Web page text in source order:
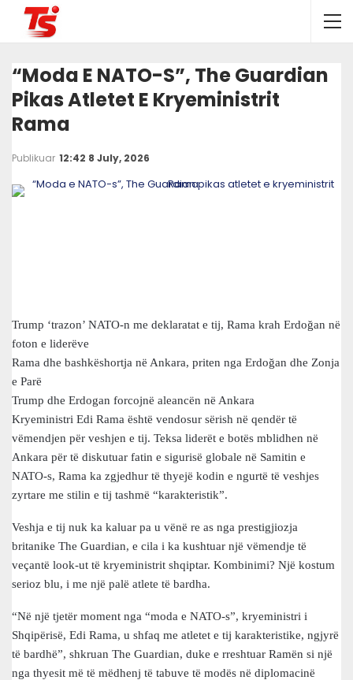
“Moda E NATO-S”, The Guardian
Pikas Atletet E Kryeministrit
Rama
Publikuar 12:42 8 July, 2026
Trump ‘trazon’ NATO-n me deklaratat e tij, Rama krah Erdoğan në
foton e liderëve
Rama dhe bashkëshortja në Ankara, priten nga Erdoğan dhe Zonja
e Parë
Trump dhe Erdogan forcojnë aleancën në Ankara
Kryeministri Edi Rama është vendosur sërish në qendër të
vëmendjen për veshjen e tij. Teksa liderët e botës mblidhen në
Ankara për të diskutuar fatin e sigurisë globale në Samitin e
NATO-s, Rama ka zgjedhur të thyejë kodin e ngurtë të veshjes
zyrtare me stilin e tij tashmë “karakteristik”.
Veshja e tij nuk ka kaluar pa u vënë re as nga prestigjiozja
britanike The Guardian, e cila i ka kushtuar një vëmendje të
veçantë look-ut të kryeministrit shqiptar. Kombinimi? Një kostum
serioz blu, i me një palë atlete të bardha.
“Në një tjetër moment nga “moda e NATO-s”, kryeministri i
Shqipërisë, Edi Rama, u shfaq me atletet e tij karakteristike, ngjyrë
të bardhë”, shkruan The Guardian, duke e rreshtuar Ramën si një
nga thyesit më të mëdhenj të tabuve të modës në diplomacinë